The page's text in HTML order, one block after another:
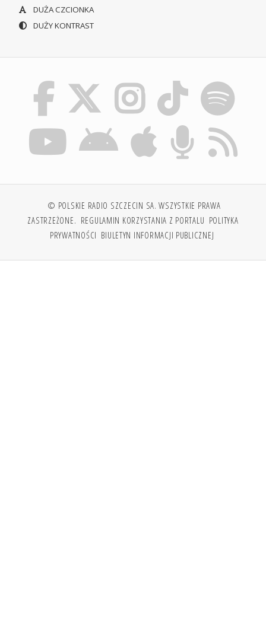
DUŻA CZCIONKA
DUŻY KONTRAST
© POLSKIE RADIO SZCZECIN SA. WSZYSTKIE PRAWA
ZASTRZEŻONE. REGULAMIN KORZYSTANIA Z PORTALU POLITYKA
PRYWATNOŚCI BIULETYN INFORMACJI PUBLICZNEJ